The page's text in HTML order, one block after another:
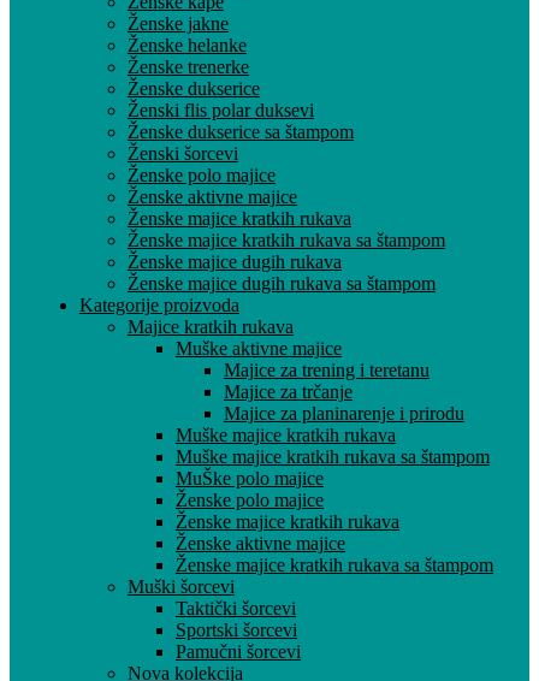
Ženske jakne
Ženske helanke
Ženske trenerke
Ženske dukserice
Ženski flis polar duksevi
Ženske dukserice sa štampom
Ženski šorcevi
Ženske polo majice
Ženske aktivne majice
Ženske majice kratkih rukava
Ženske majice kratkih rukava sa štampom
Ženske majice dugih rukava
Ženske majice dugih rukava sa štampom
Kategorije proizvoda
Majice kratkih rukava
Muške aktivne majice
Majice za trening i teretanu
Majice za trčanje
Majice za planinarenje i prirodu
Muške majice kratkih rukava
Muške majice kratkih rukava sa štampom
MuŠke polo majice
Ženske polo majice
Ženske majice kratkih rukava
Ženske aktivne majice
Ženske majice kratkih rukava sa štampom
Muški šorcevi
Taktički šorcevi
Sportski šorcevi
Pamučni šorcevi
Nova kolekcija